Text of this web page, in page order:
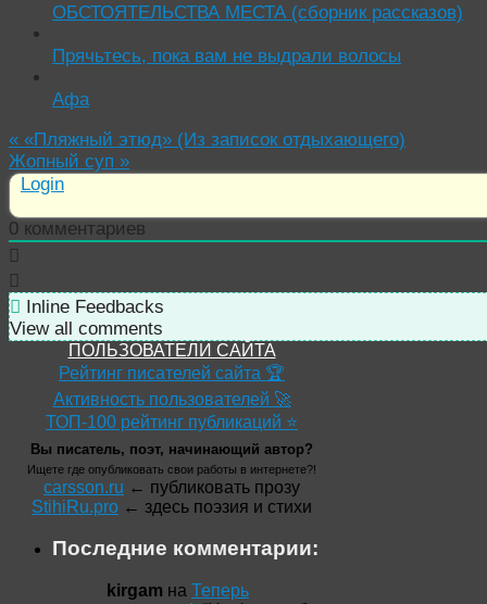
ОБСТОЯТЕЛЬСТВА МЕСТА (сборник рассказов)
Прячьтесь, пока вам не выдрали волосы
Афа
« «Пляжный этюд» (Из записок отдыхающего)
Жопный суп »
Login
0 комментариев
Inline Feedbacks
View all comments
ПОЛЬЗОВАТЕЛИ САЙТА
Рейтинг писателей сайта 🏆
Активность пользователей 🚀
ТОП-100 рейтинг публикаций ⭐
Вы писатель, поэт, начинающий автор?
Ищете где опубликовать свои работы в интернете?!
carsson.ru ← публиковать прозу
StihiRu.pro ← здесь поэзия и стихи
Последние комментарии:
kirgam на Теперь